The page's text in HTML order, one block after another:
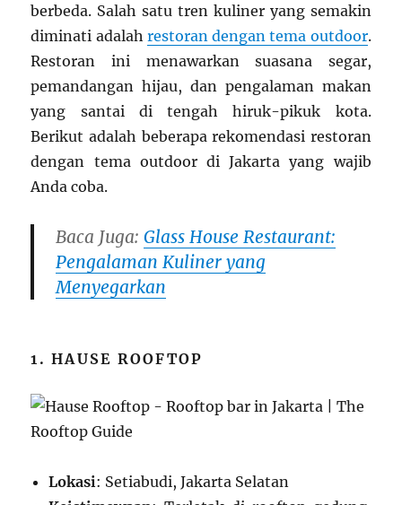
berbeda. Salah satu tren kuliner yang semakin
diminati adalah restoran dengan tema outdoor.
Restoran ini menawarkan suasana segar,
pemandangan hijau, dan pengalaman makan
yang santai di tengah hiruk-pikuk kota.
Berikut adalah beberapa rekomendasi restoran
dengan tema outdoor di Jakarta yang wajib
Anda coba.
Baca Juga:Glass House Restaurant:
Pengalaman Kuliner yang
Menyegarkan
1. HAUSE ROOFTOP
Lokasi: Setiabudi, Jakarta Selatan